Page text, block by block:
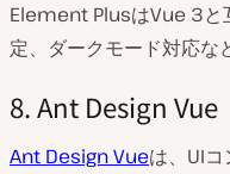
Element PlusはVue 3と
定、ダークモード対応な
8. Ant Design Vue
Ant Design Vueは、UI